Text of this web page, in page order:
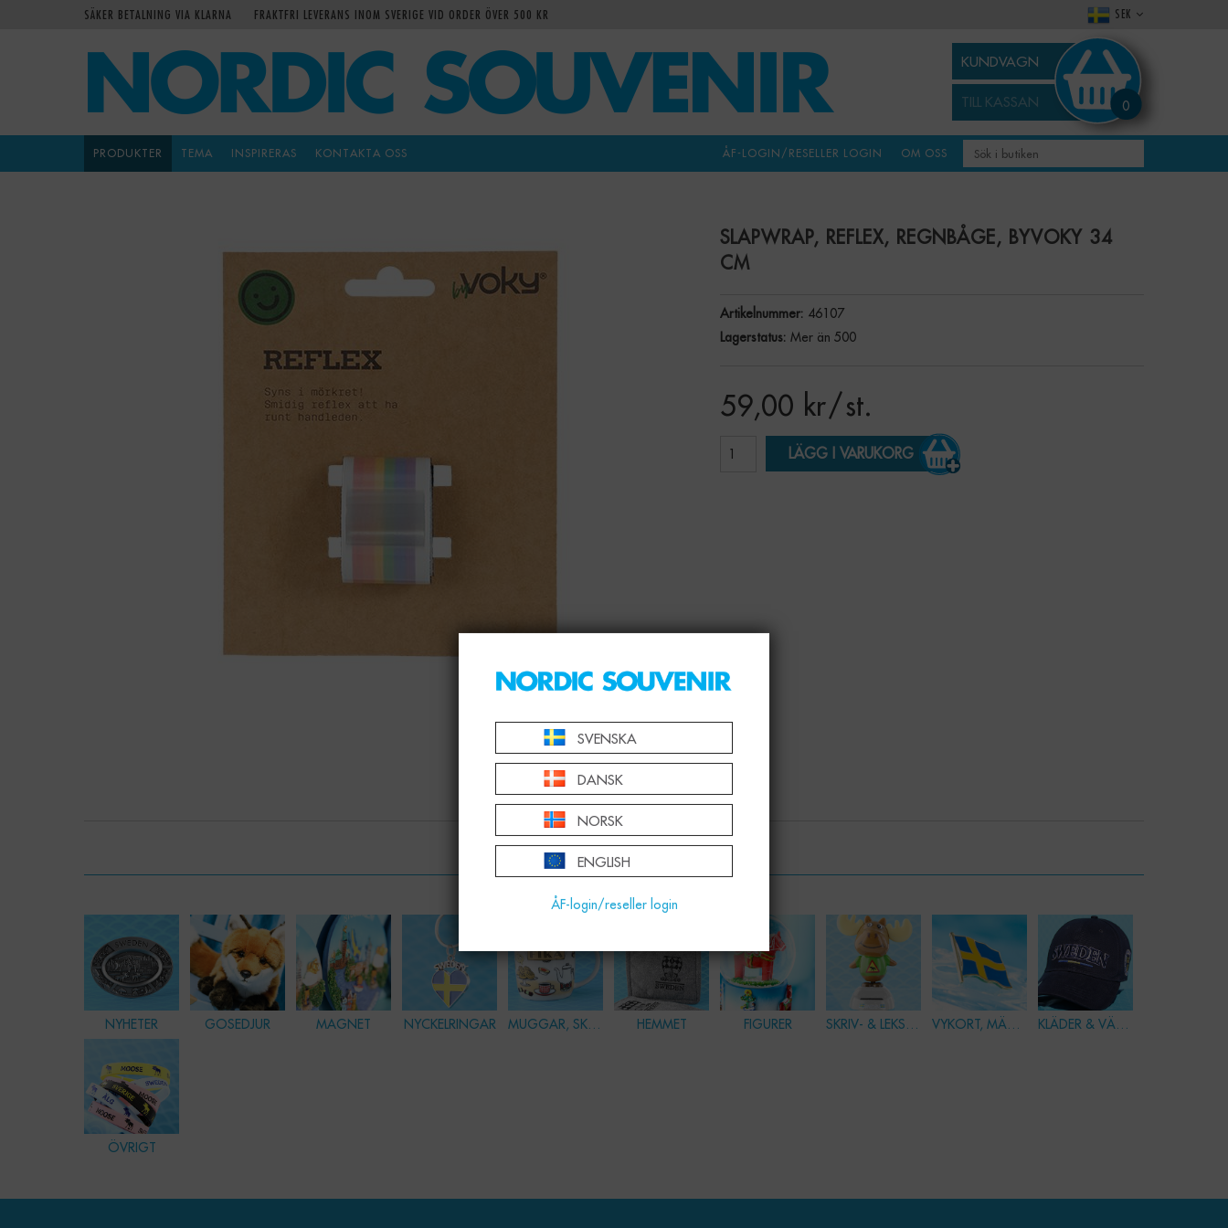
SÄKER BETALNING VIA KLARNA FRAKTFRI LEVERANS INOM SVERIGE VID ORDER ÖVER 500 KR
KUNDVAGN
0
TILL KASSAN
PRODUKTER TEMA INSPIRERAS OM OSS
ÅF-LOGIN/RESELLER LOGIN
KONTAKTA OSS
SEK
SLAPWRAP, REFLEX, REGNBÅGE, BYVOKY 34
CM
Artikelnummer: 46107
Lagerstatus: Mer än 500
59,00 kr/ st.
LÄGG I VARUKORG
KATEGORIER
NYHETER GOSEDJUR MAGNET NYCKELRINGAR MUGGAR, SKÅLAR & GLAS HEMMET FIGURER SKRIV- & LEKSAKER VYKORT, MÄRKEN & PINS KLÄDER & VÄSKOR
ÖVRIGT
SVENSKA
DANSK
NORSK
ENGLISH
ÅF-login/reseller login